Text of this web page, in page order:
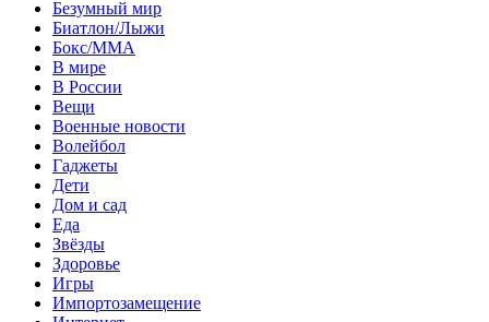
Безумный мир
Биатлон/Лыжи
Бокс/MMA
В мире
В России
Вещи
Военные новости
Волейбол
Гаджеты
Дети
Дом и сад
Еда
Звёзды
Здоровье
Игры
Импортозамещение